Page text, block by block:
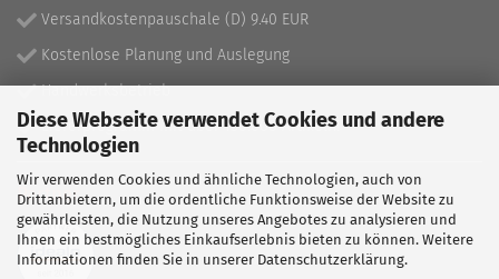
Diese Webseite verwendet Cookies und andere
Technologien
Wir verwenden Cookies und ähnliche Technologien, auch von
Drittanbietern, um die ordentliche Funktionsweise der Website zu
gewährleisten, die Nutzung unseres Angebotes zu analysieren und
Ihnen ein bestmögliches Einkaufserlebnis bieten zu können. Weitere
Informationen finden Sie in unserer Datenschutzerklärung.
Versandkostenpauschale (D) 9.40 EUR
Kostenlose Planung und Auslegung
Handwerksbetrieb
Lieferprogramm mit über 130.000 Artikeln!
Partner